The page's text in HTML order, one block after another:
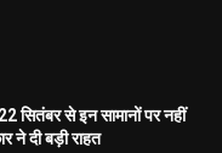
सितंबर से इन सामानों पर नहीं
ने दी बड़ी राहत